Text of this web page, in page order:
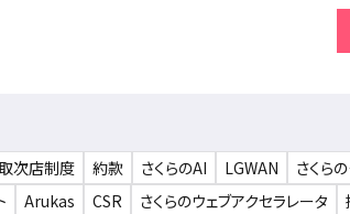
次店制度 約款 さくらのAI LGWAN さくら
Arukas CSR さくらのウェブアクセラレータ